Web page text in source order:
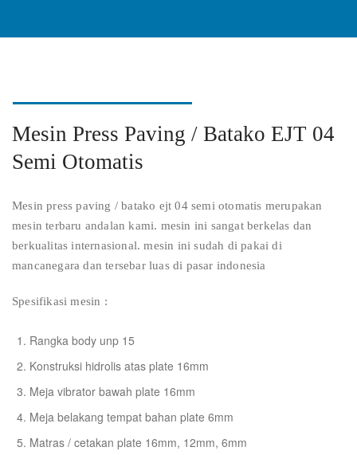
Mesin Press Paving / Batako EJT 04
Semi Otomatis
Mesin press paving / batako ejt 04 semi otomatis merupakan
mesin terbaru andalan kami. mesin ini sangat berkelas dan
berkualitas internasional. mesin ini sudah di pakai di
mancanegara dan tersebar luas di pasar indonesia
Spesifikasi mesin :
Rangka body unp 15
Konstruksi hidrolis atas plate 16mm
Meja vibrator bawah plate 16mm
Meja belakang tempat bahan plate 6mm
Matras / cetakan plate 16mm, 12mm, 6mm